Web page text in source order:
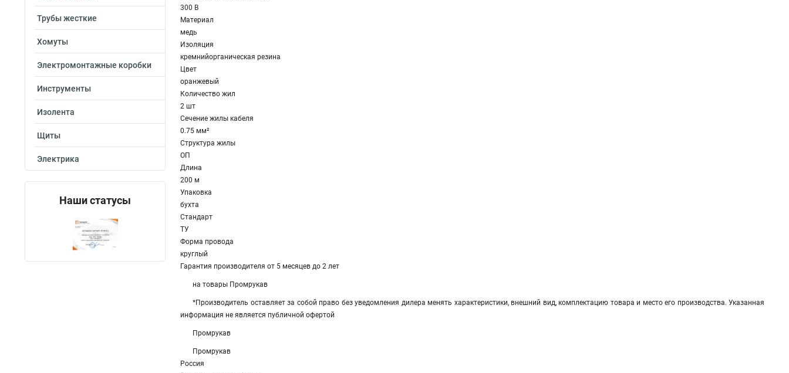
Трубы жесткие
Хомуты
Электромонтажные коробки
Инструменты
Изолента
Щиты
Электрика
Наши статусы
300 В
Материал
медь
Изоляция
кремнийорганическая резина
Цвет
оранжевый
Количество жил
2 шт
Сечение жилы кабеля
0.75 мм²
Структура жилы
ОП
Длина
200 м
Упаковка
бухта
Стандарт
ТУ
Форма провода
круглый
Гарантия производителя от 5 месяцев до 2 лет
на товары Промрукав
*Производитель оставляет за собой право без уведомления дилера менять характеристики, внешний вид, комплектацию товара и место его производства. Указанная
информация не является публичной офертой
Промрукав
Промрукав
Россия